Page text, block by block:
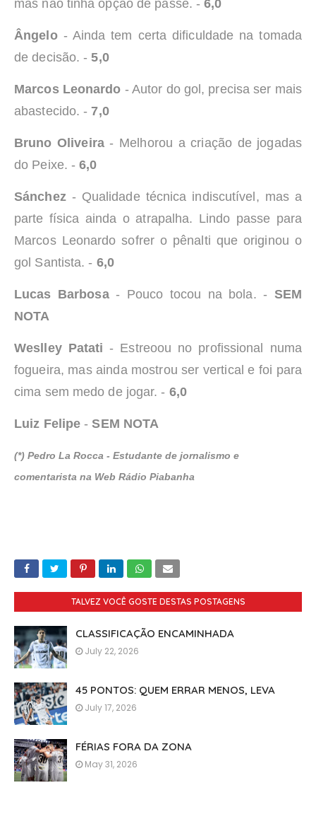
mas não tinha opção de passe. -6,0
Ângelo - Ainda tem certa dificuldade na tomada
de decisão. -5,0
Marcos Leonardo - Autor do gol, precisa ser mais
abastecido. -7,0
Bruno Oliveira- Melhorou a criação de jogadas
do Peixe. -6,0
Sánchez - Qualidade técnica indiscutível, mas a
parte física ainda o atrapalha. Lindo passe para
Marcos Leonardo sofrer o pênalti que originou o
gol Santista. - 6,0
Lucas Barbosa- Pouco tocou na bola. - SEM
NOTA
Weslley Patati- Estreoou no profissional numa
fogueira, mas ainda mostrou ser vertical e foi para
cima sem medo de jogar. - 6,0
Luiz Felipe-SEM NOTA
(*) Pedro La Rocca - Estudante de jornalismo e
comentarista na Web Rádio Piabanha
TALVEZ VOCÊ GOSTE DESTAS POSTAGENS
CLASSIFICAÇÃO ENCAMINHADA
July 22, 2026
45 PONTOS: QUEM ERRAR MENOS, LEVA
July 17, 2026
FÉRIAS FORA DA ZONA
May 31, 2026